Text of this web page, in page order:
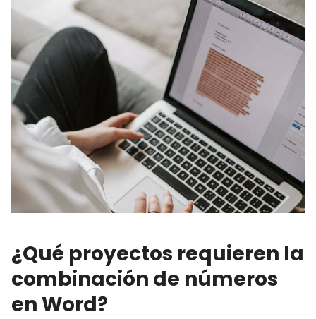
¿Qué proyectos requieren la
combinación de números
en Word?